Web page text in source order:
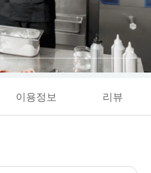
이용정보 리뷰